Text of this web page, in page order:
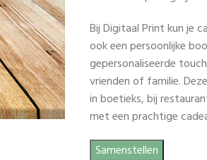
Bij Digitaal Print kun je
ook een persoonlijke
gepersonaliseerde
vrienden of familie.
in boetieks, bij
met een prachtige
Samenstellen